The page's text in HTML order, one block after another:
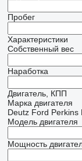
Пробег
Характеристики
Собственный вес
Наработка
Двигатель, КПП
Марка двигателя
Deutz Ford Perkins
Модель двигателя
Мощность